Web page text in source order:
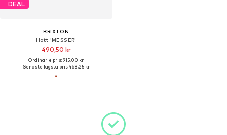
DEAL
BRIXTON
Hatt 'MESSER'
490,50 kr
Ordinarie pris: 915,00 kr
Senaste lägsta pris:463,25 kr